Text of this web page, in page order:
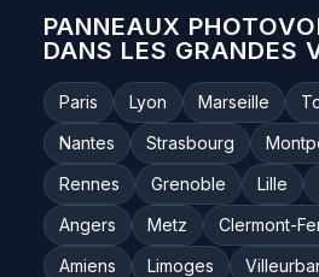
PANNEAUX
DANS LES GRANDES
Paris Lyon Marseille
Nantes
Strasbourg
Rennes
Grenoble Lille
Angers
Metz Clermont-
Amiens
Limoges